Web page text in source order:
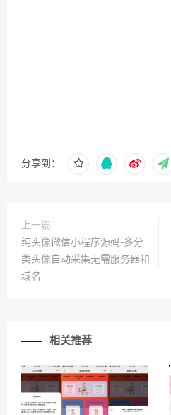
分享到：
上一篇
纯头像微信小程序源码-多分
类头像自动采集无需服务器和
域名
相关推荐